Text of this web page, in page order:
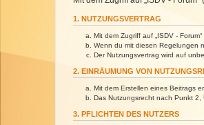
1. NUTZUNGSVERTRAG
Mit dem Zugriff auf „ISDV -
Wenn du mit diesen Regelungen
Der Nutzungsvertrag wird auf
2. EINRÄUMUNG VON
Mit dem Erstellen eines Beitrags
Das Nutzungsrecht nach Punkt
3. PFLICHTEN DES NUTZERS